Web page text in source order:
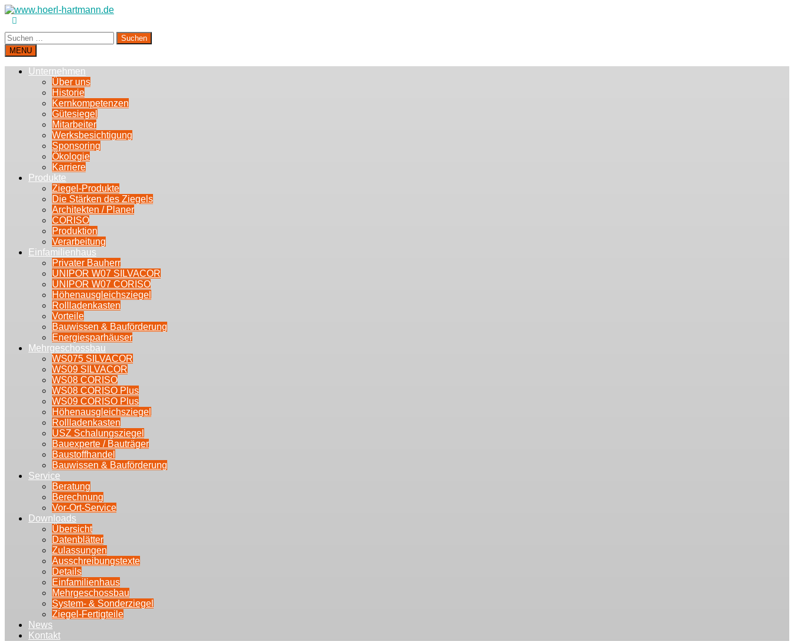
Suchen
nach:
MENU
Unternehmen
Über uns
Historie
Kernkompetenzen
Gütesiegel
Mitarbeiter
Werksbesichtigung
Sponsoring
Ökologie
Karriere
Produkte
Ziegel-Produkte
Die Stärken des Ziegels
Architekten / Planer
CORISO
Produktion
Verarbeitung
Einfamilienhaus
Privater Bauherr
UNIPOR W07 SILVACOR
UNIPOR W07 CORISO
Höhenausgleichsziegel
Rollladenkasten
Vorteile
Bauwissen & Bauförderung
Energiesparhäuser
Mehrgeschossbau
WS075 SILVACOR
WS09 SILVACOR
WS08 CORISO
WS08 CORISO Plus
WS09 CORISO Plus
Höhenausgleichsziegel
Rollladenkasten
USZ Schalungsziegel
Bauexperte / Bauträger
Baustoffhandel
Bauwissen & Bauförderung
Service
Beratung
Berechnung
Vor-Ort-Service
Downloads
Übersicht
Datenblätter
Zulassungen
Ausschreibungstexte
Details
Einfamilienhaus
Mehrgeschossbau
System- & Sonderziegel
Ziegel-Fertigteile
News
Kontakt